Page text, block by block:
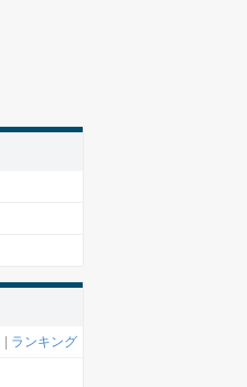
ランキング